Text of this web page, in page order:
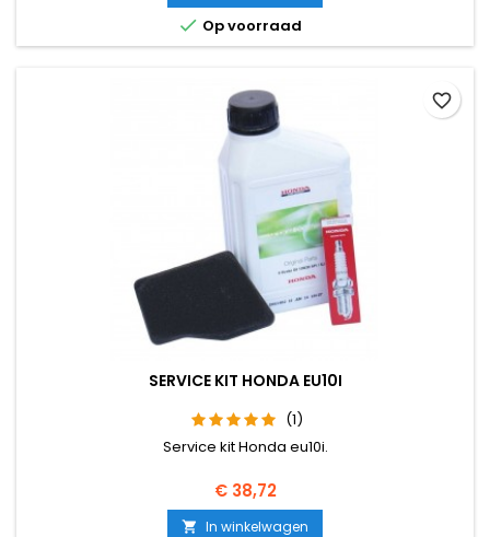
 Op voorraad
SERVICE KIT HONDA EU10I
(1)
Service kit Honda eu10i.
Prijs
€ 38,72
 In winkelwagen
favorite_border